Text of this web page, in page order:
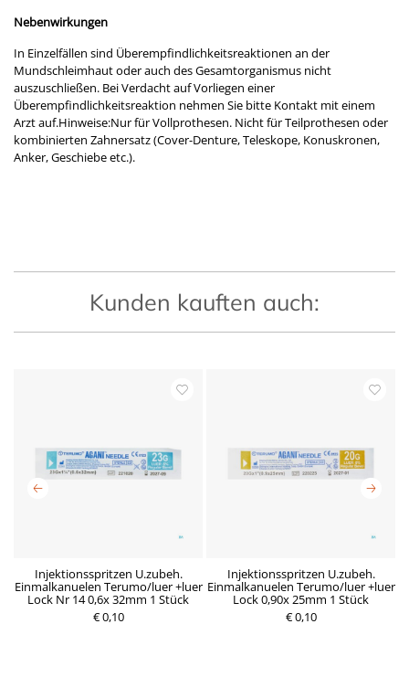
Nebenwirkungen
In Einzelfällen sind Überempfindlichkeitsreaktionen an der
Mundschleimhaut oder auch des Gesamtorganismus nicht
auszuschließen. Bei Verdacht auf Vorliegen einer
Überempfindlichkeitsreaktion nehmen Sie bitte Kontakt mit einem
Arzt auf.Hinweise:Nur für Vollprothesen. Nicht für Teilprothesen oder
kombinierten Zahnersatz (Cover-Denture, Teleskope, Konuskronen,
Anker, Geschiebe etc.).
Kunden kauften auch:
Injektionsspritzen U.zubeh.
Einmalkanuelen Terumo/luer +luer
Lock Nr 14 0,6x 32mm 1 Stück
€ 0,10
Injektionsspritzen U.zubeh.
Einmalkanuelen Terumo/luer +luer
Lock 0,90x 25mm 1 Stück
€ 0,10